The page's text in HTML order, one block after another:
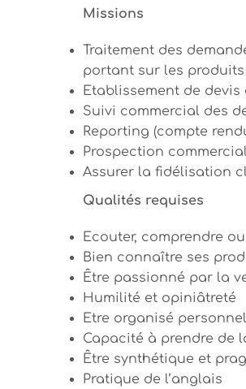
Missions
Traitement des
portant sur les
Etablissement de
Suivi commercial des
Reporting (compte
Prospection
Assurer la fidélisation
Qualités requises
Ecouter, comprendre
Bien connaître ses
Être passionné par la
Humilité et opiniâtreté
Etre organisé
Capacité à prendre de
Être synthétique et
Pratique de l’anglais